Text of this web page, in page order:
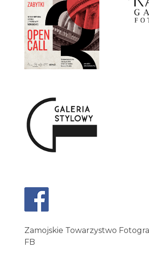
Zamojskie Towarzystwo
FB